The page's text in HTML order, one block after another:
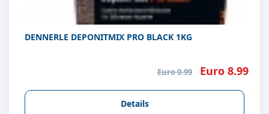
DENNERLE DEPONITMIX PRO BLACK 1KG
Euro 9.99 Euro 8.99
Details